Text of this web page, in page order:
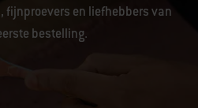
en liefhebbers van
bestelling.